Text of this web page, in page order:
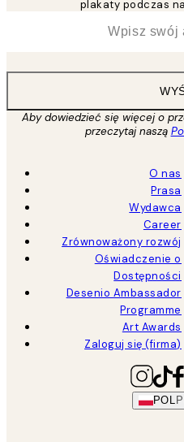
plakaty podczas
Aby dowiedzieć się więcej o
przeczytaj naszą
O nas
Prasa
Wydawca
Career
Zrównoważony rozwój
Oświadczenie o
Dostępności
Desenio Ambassador
Programme
Art Awards
Zaloguj się (firma)
POL